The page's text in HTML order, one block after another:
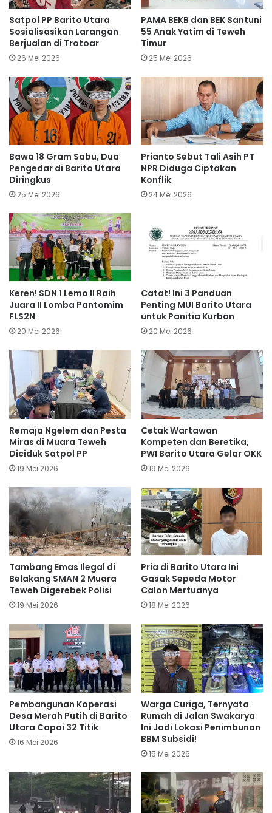
Satpol PP Barito Utara
Sosialisasikan Larangan
Berjualan di Trotoar
26 Mei 2026
PAMA BEKB dan BEK Santuni
55 Anak Yatim di Teweh
Timur
25 Mei 2026
Bawa 18 Gram Sabu, Dua
Pengedar di Barito Utara
Diringkus
25 Mei 2026
Prianto Sebut Tali Asih PT
NPR Diduga Ciptakan
Konflik
24 Mei 2026
Keren! SDN 1 Lemo II Raih
Juara II Lomba Pantomim
FLS2N
20 Mei 2026
Catat! Ini 3 Panduan
Penting MUI Barito Utara
untuk Panitia Kurban
20 Mei 2026
Remaja Ngelem dan Pesta
Miras di Muara Teweh
Diciduk Satpol PP
19 Mei 2026
Cetak Wartawan
Kompeten dan Beretika,
PWI Barito Utara Gelar OKK
19 Mei 2026
Tambang Emas Ilegal di
Belakang SMAN 2 Muara
Teweh Digerebek Polisi
19 Mei 2026
Pria di Barito Utara Ini
Gasak Sepeda Motor
Calon Mertuanya
18 Mei 2026
Pembangunan Koperasi
Desa Merah Putih di Barito
Utara Capai 32 Titik
16 Mei 2026
Warga Curiga, Ternyata
Rumah di Jalan Swakarya
Ini Jadi Lokasi Penimbunan
BBM Subsidi!
15 Mei 2026